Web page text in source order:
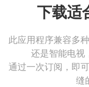
下载适
此应用程序兼容多
还是智能电视
通过一次订阅，即
缝